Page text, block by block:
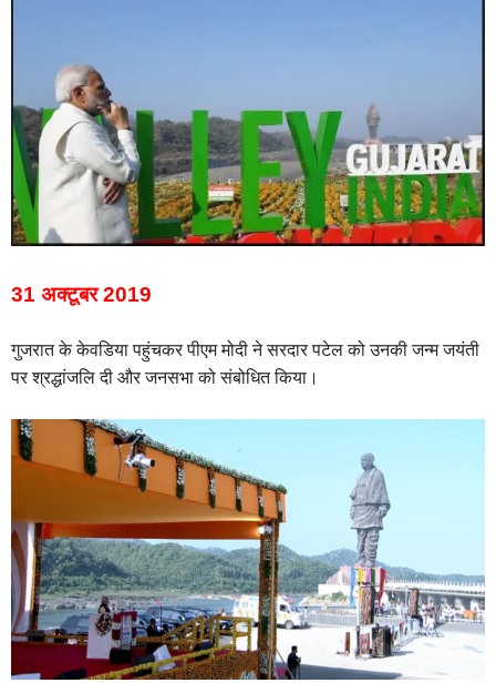
31 अक्टूबर 2019
गुजरात के केवडिया पहुंचकर पीएम मोदी ने सरदार पटेल को उनकी जन्म जयंती
पर श्रद्धांजलि दी और जनसभा को संबोधित किया।